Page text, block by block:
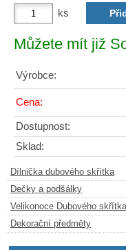
ks
Můžete mít již
Výrobce:
Cena:
Dostupnost:
Sklad:
Dílnička dubového skřítka
Dečky a podšálky
Velikonoce Dubového skřítka
Dekorační předměty